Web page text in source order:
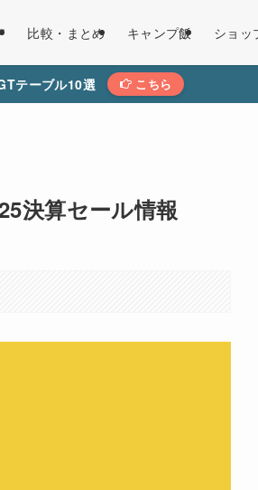
比較・まとめ キャンプ飯 ショッ
テーブル10選 こちら
決算セール情報